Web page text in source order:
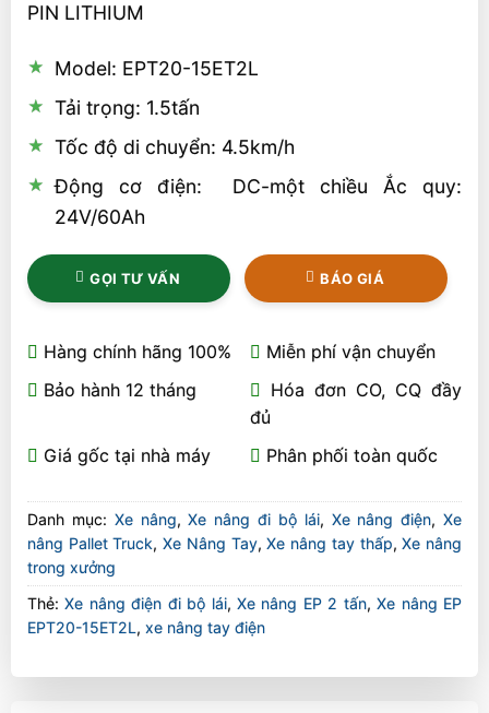
PIN LITHIUM
Model: EPT20-15ET2L
Tải trọng: 1.5tấn
Tốc độ di chuyển: 4.5km/h
Động cơ điện: DC-một chiều Ắc quy:
24V/60Ah
GỌI TƯ VẤN BÁO GIÁ
Hàng chính hãng 100%
Miễn phí vận chuyển
Bảo hành 12 tháng
Hóa đơn CO, CQ đầy
đủ
Giá gốc tại nhà máy
Phân phối toàn quốc
Danh mục: Xe nâng,Xe nâng đi bộ lái, Xe nâng điện,Xe
nâng Pallet Truck,Xe Nâng Tay,Xe nâng tay thấp,Xe nâng
trong xưởng
Thẻ:Xe nâng điện đi bộ lái,Xe nâng EP 2 tấn,Xe nâng EP
EPT20-15ET2L, xe nâng tay điện